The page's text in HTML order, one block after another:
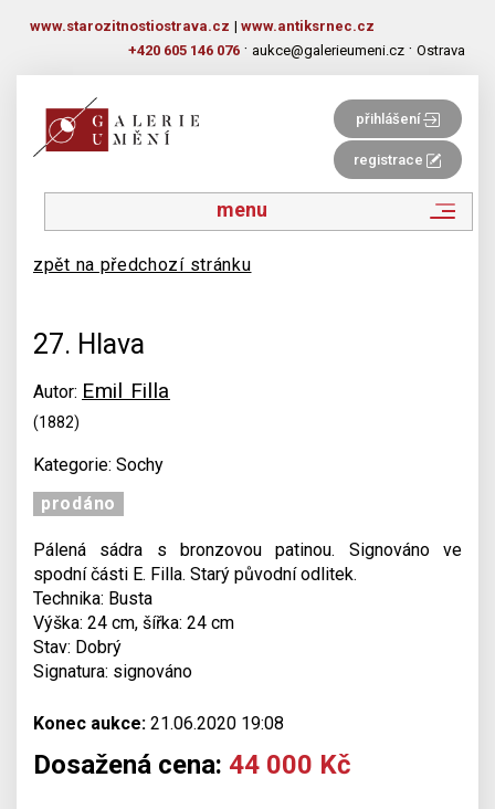
www.starozitnostiostrava.cz | www.antiksrnec.cz
+420 605 146 076 · aukce@galerieumeni.cz · Ostrava
přihlášení
registrace
menu
zpět na předchozí stránku
27. Hlava
Autor: Emil Filla
(1882)
Kategorie: Sochy
prodáno
Pálená sádra s bronzovou patinou. Signováno ve
spodní části E. Filla. Starý původní odlitek.
Technika: Busta
Výška: 24 cm, šířka: 24 cm
Stav: Dobrý
Signatura: signováno
Konec aukce: 21.06.2020 19:08
Dosažená cena: 44 000 Kč